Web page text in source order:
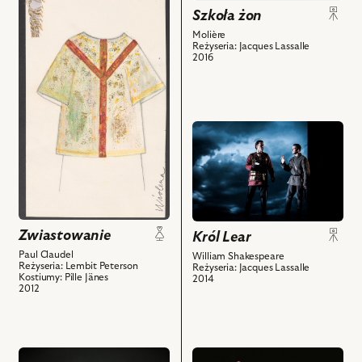
Wyszyński
Asystent
Herolda
nim
obiektów
Szkoła żon
Molière
Reżyseria: Jacques Lassalle
2016
obiektu
Zwiastowanie,
Projekt:
kostium
Wiolena
powiązanych
Zwiastowanie
Paul Claudel
Reżyseria: Lembit Peterson
Kostiumy: Pille Jänes
2012
przejdź
do
obiektu
Król
Lear,
Na
zdjęciu:
Marcin
Kwaśny
Król Lear
William Shakespeare
Reżyseria: Jacques Lassalle
2014
przejdź
przejdź